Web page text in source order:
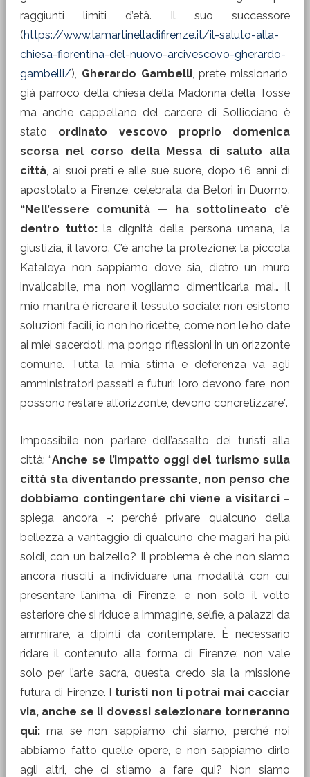
raggiunti limiti d’età. Il suo successore
(https://www.lamartinelladifirenze.it/il-saluto-alla-
chiesa-fiorentina-del-nuovo-arcivescovo-gherardo-
gambelli/), Gherardo Gambelli, prete missionario,
già parroco della chiesa della Madonna della Tosse
ma anche cappellano del carcere di Sollicciano è
stato ordinato vescovo proprio domenica
scorsa nel corso della Messa di saluto alla
città, ai suoi preti e alle sue suore, dopo 16 anni di
apostolato a Firenze, celebrata da Betori in Duomo.
“Nell’essere comunità — ha sottolineato c’è
dentro tutto:la dignità della persona umana, la
giustizia, il lavoro. C’è anche la protezione: la piccola
Kataleya non sappiamo dove sia, dietro un muro
invalicabile, ma non vogliamo dimenticarla mai… Il
mio mantra è ricreare il tessuto sociale: non esistono
soluzioni facili, io non ho ricette, come non le ho date
ai miei sacerdoti, ma pongo riflessioni in un orizzonte
comune. Tutta la mia stima e deferenza va agli
amministratori passati e futuri: loro devono fare, non
possono restare all’orizzonte, devono concretizzare”.
Impossibile non parlare dell’assalto dei turisti alla
città: “Anche se l’impatto oggi del turismo sulla
città sta diventando pressante, non penso che
dobbiamo contingentare chi viene a visitarci –
spiega ancora -: perché privare qualcuno della
bellezza a vantaggio di qualcuno che magari ha più
soldi, con un balzello? Il problema è che non siamo
ancora riusciti a individuare una modalità con cui
presentare l’anima di Firenze, e non solo il volto
esteriore che si riduce a immagine, selfie, a palazzi da
ammirare, a dipinti da contemplare. È necessario
ridare il contenuto alla forma di Firenze: non vale
solo per l’arte sacra, questa credo sia la missione
futura di Firenze. I turisti non li potrai mai cacciar
via, anche se li dovessi selezionare torneranno
qui:ma se non sappiamo chi siamo, perché noi
abbiamo fatto quelle opere, e non sappiamo dirlo
agli altri, che ci stiamo a fare qui? Non siamo